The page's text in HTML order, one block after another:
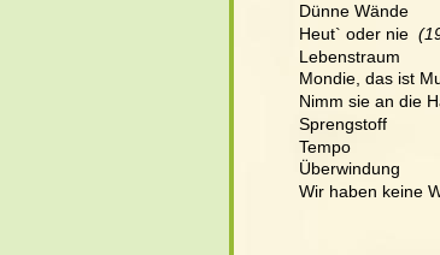
Dünne Wände
Heut` oder nie
Lebenstraum
Mondie, das ist
Nimm sie an die
Sprengstoff
Tempo
Überwindung
Wir haben keine